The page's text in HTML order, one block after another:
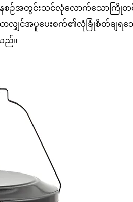
ေစဉ်အတွင်းသင်လုံလောက်သောကြိုတင်
လျှင်အပူပေးစက်၏လုံခြုံစိတ်ချရသ
ည်။